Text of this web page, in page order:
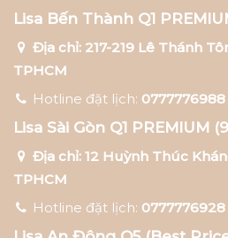
Lisa Bến Thành Q1
Địa chỉ: 217-219 Lê Thánh
TPHCM
Hotline đặt lịch: 0777776988
Lisa Sài Gòn Q1 PREMIUM
Địa chỉ: 12 Huỳnh Thúc
TPHCM
Hotline đặt lịch: 0777776928